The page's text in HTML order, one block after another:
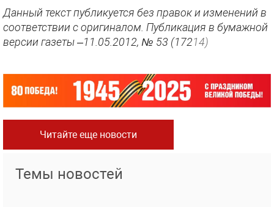
Данный текст публикуется без правок и изменений в
соответствии с оригиналом. Публикация в бумажной
версии газеты –11.05.2012, № 53 (17214)
Читайте еще новости
Темы новостей